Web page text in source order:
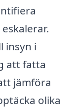
insyn i
att fatta
jämföra
olika